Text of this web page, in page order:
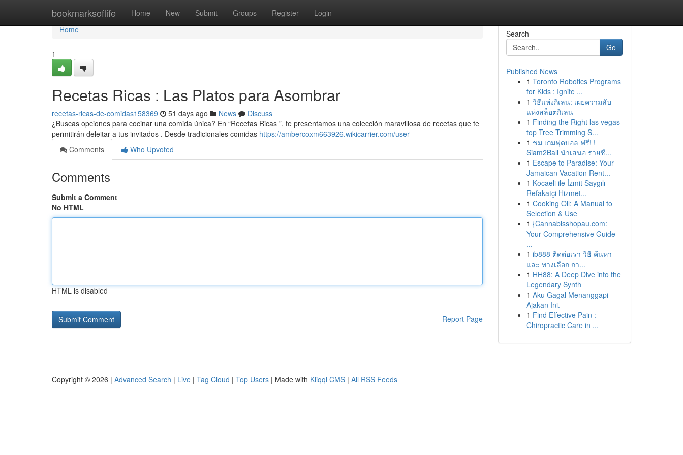
bookmarksoflife Home New Submit Groups Register Login
Home
Home
1
Recetas Ricas : Las Platos para Asombrar
recetas-ricas-de-comidas158369 51 days ago News
Discuss
¿Buscas opciones para cocinar una comida única? En “Recetas Ricas ”, te presentamos una colección maravillosa de recetas que te
permitirán deleitar a tus invitados . Desde tradicionales comidas https://ambercoxm663926.wikicarrier.com/user
Comments
Who Upvoted
Comments
Submit a Comment
No HTML
HTML is disabled
Report Page
Search
Go
Published News
1 Toronto Robotics Programs
for Kids : Ignite ...
1 วิธีแห่งกิเลน: เผยความลับ
แห่งสล็อตกิเลน
1 Finding the Right las vegas
top Tree Trimming S...
1 ชม เกมฟุตบอล ฟรี! !
Siam2Ball นำเสนอ รายชื...
1 Escape to Paradise: Your
Jamaican Vacation Rent...
1 Kocaeli ile İzmit Saygılı
Refakatçi Hizmet...
1 Cooking Oil: A Manual to
Selection & Use
1 {Cannabisshopau.com:
Your Comprehensive Guide
...
1 ib888 ติดต่อเรา วิธี ค้นหา
และ ทางเลือก กา...
1 HH88: A Deep Dive into the
Legendary Synth
1 Aku Gagal Menanggapi
Ajakan Ini.
1 Find Effective Pain :
Chiropractic Care in ...
Copyright © 2026 | Advanced Search | Live | Tag Cloud | Top Users | Made with Kliqqi CMS | All RSS Feeds